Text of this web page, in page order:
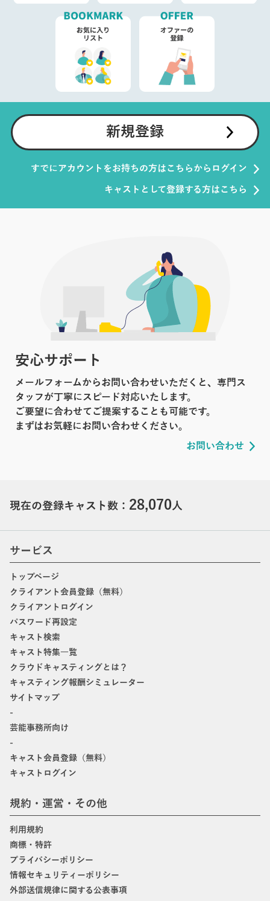
新規登録
すでにアカウントをお持ちの方はこちらからログイン
キャストとして登録する方はこちら
安心サポート
メールフォームからお問い合わせいただくと、専門ス
タッフが丁寧にスピード対応いたします。
ご要望に合わせてご提案することも可能です。
まずはお気軽にお問い合わせください。
お問い合わせ
現在の登録キャスト数： 28,070人
サービス
トップページ
クライアント会員登録（無料）
クライアントログイン
パスワード再設定
キャスト検索
キャスト特集一覧
クラウドキャスティングとは？
キャスティング報酬シミュレーター
サイトマップ
-
芸能事務所向け
-
キャスト会員登録（無料）
キャストログイン
規約・運営・その他
利用規約
商標・特許
プライバシーポリシー
情報セキュリティーポリシー
外部送信規律に関する公表事項